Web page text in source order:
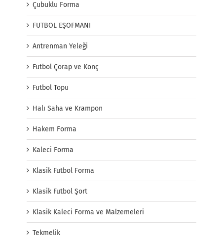
Çubuklu Forma
FUTBOL EŞOFMANI
Antrenman Yeleği
Futbol Çorap ve Konç
Futbol Topu
Halı Saha ve Krampon
Hakem Forma
Kaleci Forma
Klasik Futbol Forma
Klasik Futbol Şort
Klasik Kaleci Forma ve Malzemeleri
Tekmelik